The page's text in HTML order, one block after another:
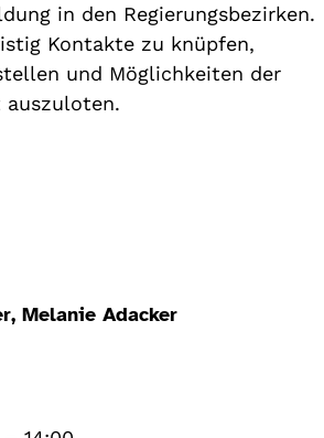
in den Regierungsbezirken.
Kontakte zu knüpfen,
und Möglichkeiten der
auszuloten.
Melanie Adacker